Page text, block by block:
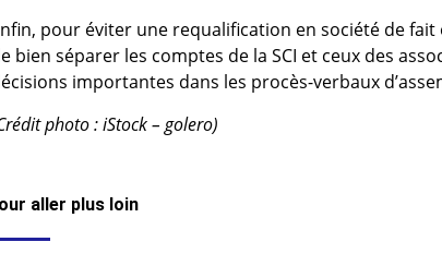
pour éviter une requalification en société de
bien séparer les comptes de la SCI et ceux des
importantes dans les procès-verbaux
photo : iStock – golero)
aller plus loin